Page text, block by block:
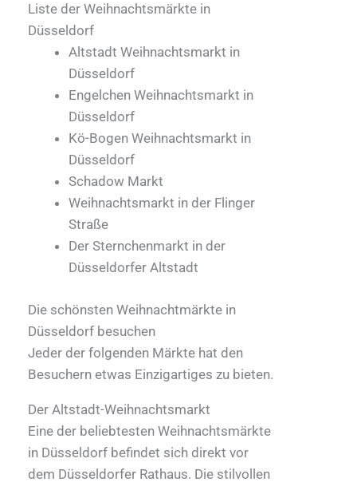
Liste der Weihnachtsmärkte in
Düsseldorf
Altstadt Weihnachtsmarkt in
Düsseldorf
Engelchen Weihnachtsmarkt in
Düsseldorf
Kö-Bogen Weihnachtsmarkt in
Düsseldorf
Schadow Markt
Weihnachtsmarkt in der Flinger
Straße
Der Sternchenmarkt in der
Düsseldorfer Altstadt
Die schönsten Weihnachtmärkte in
Düsseldorf besuchen
Jeder der folgenden Märkte hat den
Besuchern etwas Einzigartiges zu bieten.
Der Altstadt-Weihnachtsmarkt
Eine der beliebtesten Weihnachtsmärkte
in Düsseldorf befindet sich direkt vor
dem Düsseldorfer Rathaus. Die stilvollen